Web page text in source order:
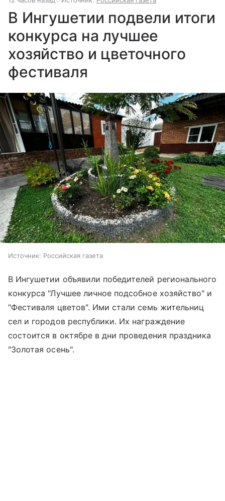
В Ингушетии подвели итоги
конкурса на лучшее
хозяйство и цветочного
фестиваля
Источник: Российская газета
В Ингушетии объявили победителей регионального
конкурса "Лучшее личное подсобное хозяйство" и
"Фестиваля цветов". Ими стали семь жительниц
сел и городов республики. Их награждение
состоится в октябре в дни проведения праздника
"Золотая осень".